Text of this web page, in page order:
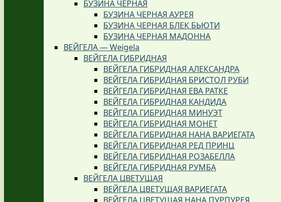
БУЗИНА ЧЕРНАЯ
БУЗИНА ЧЕРНАЯ АУРЕЯ
БУЗИНА ЧЕРНАЯ БЛЕК БЬЮТИ
БУЗИНА ЧЕРНАЯ МАДОННА
ВЕЙГЕЛА — Weigela
ВЕЙГЕЛА ГИБРИДНАЯ
ВЕЙГЕЛА ГИБРИДНАЯ АЛЕКСАНДРА
ВЕЙГЕЛА ГИБРИДНАЯ БРИСТОЛ РУБИ
ВЕЙГЕЛА ГИБРИДНАЯ ЕВА РАТКЕ
ВЕЙГЕЛА ГИБРИДНАЯ КАНДИДА
ВЕЙГЕЛА ГИБРИДНАЯ МИНУЭТ
ВЕЙГЕЛА ГИБРИДНАЯ МОНЕТ
ВЕЙГЕЛА ГИБРИДНАЯ НАНА ВАРИЕГАТА
ВЕЙГЕЛА ГИБРИДНАЯ РЕД ПРИНЦ
ВЕЙГЕЛА ГИБРИДНАЯ РОЗАБЕЛЛА
ВЕЙГЕЛА ГИБРИДНАЯ РУМБА
ВЕЙГЕЛА ЦВЕТУЩАЯ
ВЕЙГЕЛА ЦВЕТУЩАЯ ВАРИЕГАТА